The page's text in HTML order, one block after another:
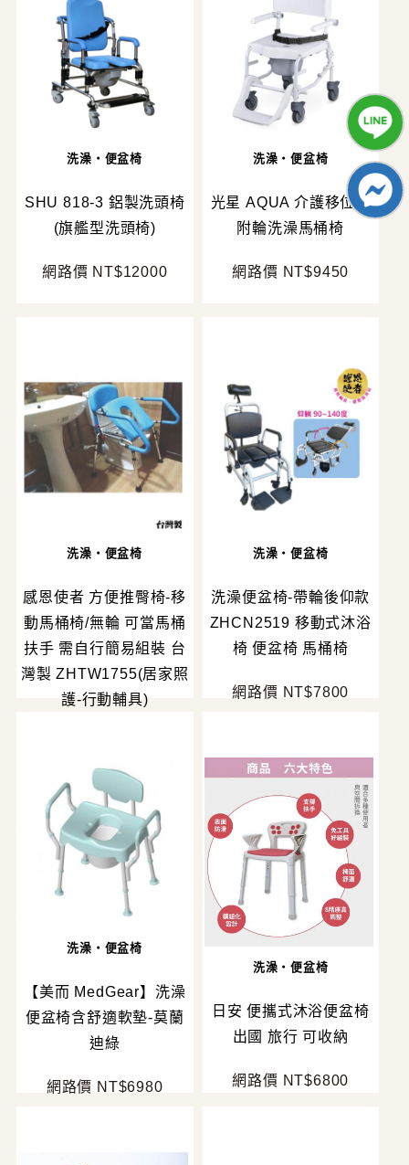
洗澡・便盆椅
SHU 818-3 鋁製洗頭椅
(旗艦型洗頭椅)
網路價 NT$12000
洗澡・便盆椅
光星 AQUA 介護移位型
附輪洗澡馬桶椅
網路價 NT$9450
洗澡・便盆椅
感恩使者 方便推臀椅-移
動馬桶椅/無輪 可當馬桶
扶手 需自行簡易組裝 台
灣製 ZHTW1755(居家照
護-行動輔具)
洗澡・便盆椅
洗澡便盆椅-帶輪後仰款
ZHCN2519 移動式沐浴
椅 便盆椅 馬桶椅
網路價 NT$7800
洗澡・便盆椅
【美而 MedGear】洗澡
便盆椅含舒適軟墊-莫蘭
迪綠
網路價 NT$6980
洗澡・便盆椅
日安 便攜式沐浴便盆椅
出國 旅行 可收納
網路價 NT$6800